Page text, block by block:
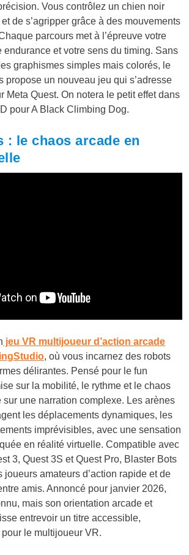
Vous contrôlez un chien noir
de s’agripper grâce à des mouvements
parcours met à l’épreuve votre
endurance et votre sens du timing. Sans
graphismes simples mais colorés, le
propose un nouveau jeu qui s’adresse
Meta Quest. On notera le petit effet dans
pour A Black Climbing Dog.
: le chaos arcade en
jeu VR multijoueur d’action arcade
, où vous incarnez des robots
délirantes. Pensé pour le fun
sur la mobilité, le rythme et le chaos
sur une narration complexe. Les arènes
les déplacements dynamiques, les
imprévisibles, avec une sensation
en réalité virtuelle. Compatible avec
3, Quest 3S et Quest Pro, Blaster Bots
joueurs amateurs d’action rapide et de
amis. Annoncé pour janvier 2026,
mais son orientation arcade et
entrevoir un titre accessible,
le multijoueur VR.